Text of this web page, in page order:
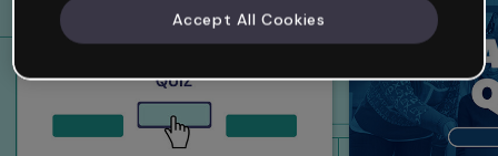
Accept All Cookies